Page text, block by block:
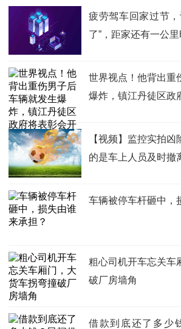
疲劳驾车回家过节，
了”，距家还有一公
世界视点！他背出重
爆炸，镇江丹徒区政
【视频】监控实拍
的是车上人员及时撤
车辆被停车杆砸中，
粗心司机开车忘关车
破厂房墙角
借款到底还了多少